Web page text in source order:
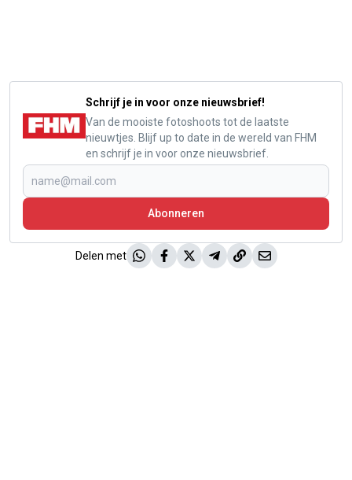
Schrijf je in voor onze nieuwsbrief!
Van de mooiste fotoshoots tot de laatste
nieuwtjes. Blijf up to date in de wereld van FHM
en schrijf je in voor onze nieuwsbrief.
Abonneren
Delen met